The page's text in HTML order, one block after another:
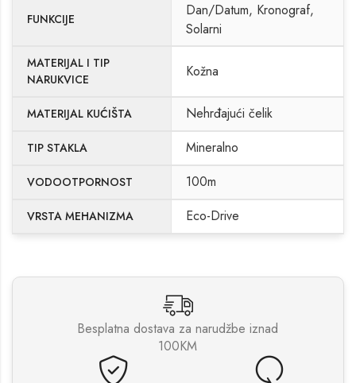
FUNKCIJE
Dan/Datum, Kronograf,
Solarni
MATERIJAL I TIP
NARUKVICE
Kožna
MATERIJAL KUĆIŠTA Nehrđajući čelik
TIP STAKLA Mineralno
VODOOTPORNOST 100m
VRSTA MEHANIZMA Eco-Drive
Besplatna dostava za narudžbe iznad
100KM